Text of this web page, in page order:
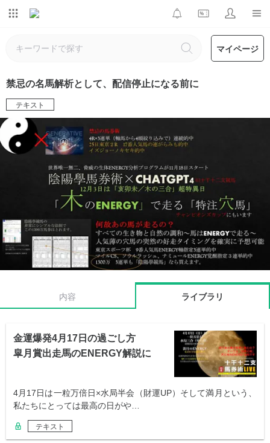
マイページ
禁忌の名馬解析として、配信停止になる前に
テキスト
内容 ライブラリ
金運爆発4月17日の過ごし方
皐月賞出走馬のENERGY解説に
4月17日は一粒万倍日×水局半会（財運UP）そして満月という、
私たちにとっては最高の日がや…
テキスト